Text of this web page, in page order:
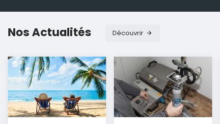
Nos Actualités Découvrir